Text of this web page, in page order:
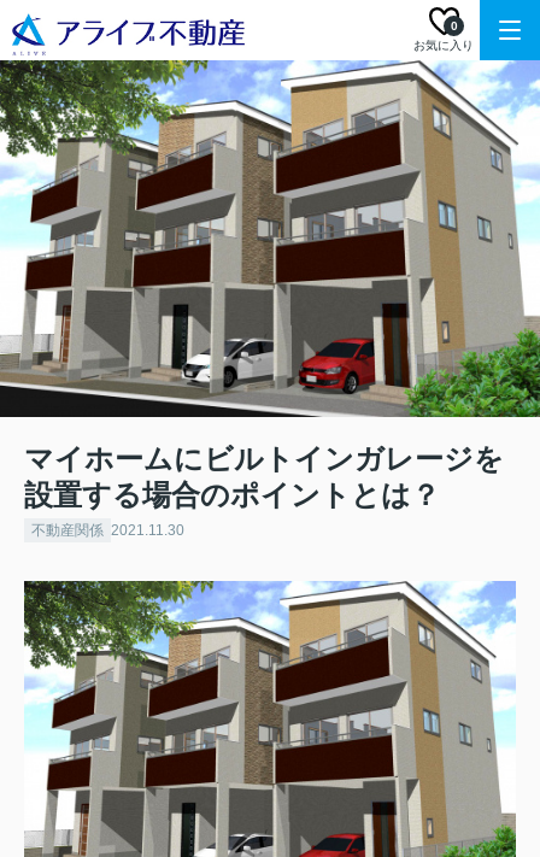
お気に入り
0
マイホームにビルトインガレージを
設置する場合のポイントとは？
不動産関係 2021.11.30